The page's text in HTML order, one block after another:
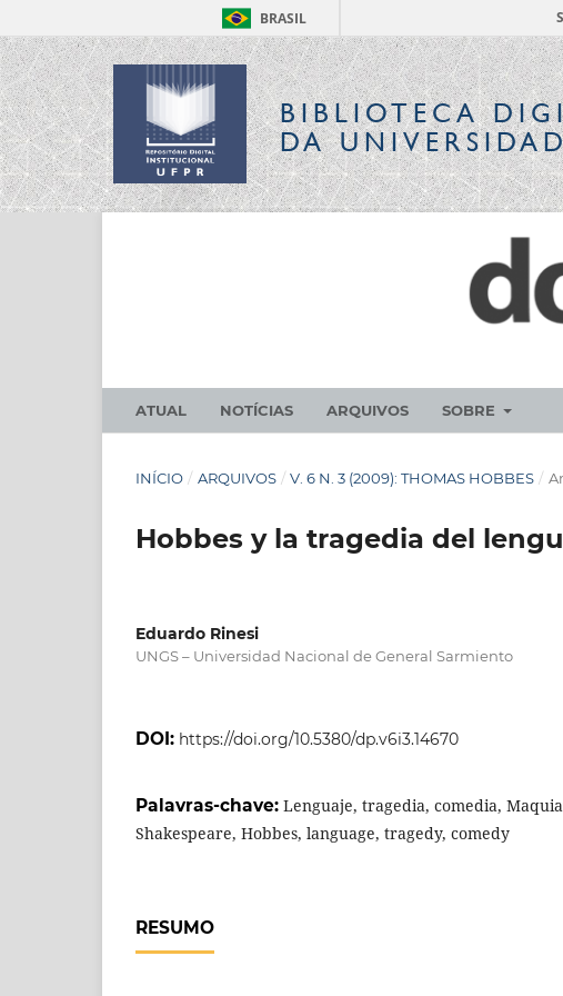
BRASIL
BIBLIOTECA
DA
ATUAL NOTÍCIAS ARQUIVOS SOBRE
INÍCIO / ARQUIVOS / V. 6 N. 3 (2009): THOMAS HOBBES /
Hobbes y la tragedia del
Eduardo Rinesi
UNGS – Universidad Nacional de General Sarmiento
DOI: https://doi.org/10.5380/dp.v6i3.14670
Palavras-chave: Lenguaje, tragedia, comedia,
Shakespeare, Hobbes, language, tragedy, comedy
RESUMO